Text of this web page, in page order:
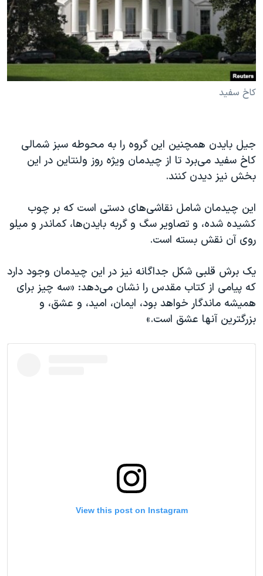
کاخ سفید
جیل بایدن همچنین این گروه را به محوطه سبز شمالی
کاخ سفید می‌برد تا از چیدمان ویژه روز ولنتاین در این
بخش نیز دیدن کنند.
این چیدمان شامل نقاشی‌های دستی است که بر چوب
کشیده شده، و تصاویر سگ و گربه بایدن‌ها، کماندر و میلو
روی آن‌ نقش بسته است.
یک برش قلبی شکل جداگانه نیز در این چیدمان وجود دارد
که پیامی از کتاب مقدس را نشان می‌دهد: «سه چیز برای
همیشه ماندگار خواهد بود، ایمان، امید، و عشق، و
بزرگترین آنها عشق است.»